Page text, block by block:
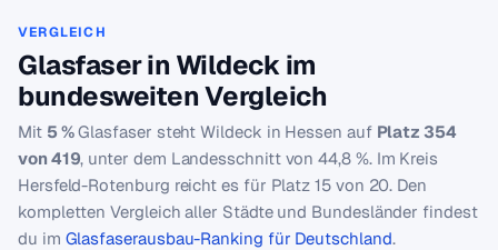
VERGLEICH
Glasfaser in Wildeck im
bundesweiten Vergleich
Mit 5 %Glasfaser steht Wildeck in Hessen auf Platz 354
von 419, unter dem Landesschnitt von 44,8 %. Im Kreis
Hersfeld-Rotenburg reicht es für Platz 15 von 20. Den
kompletten Vergleich aller Städte und Bundesländer findest
du im Glasfaserausbau-Ranking für Deutschland.